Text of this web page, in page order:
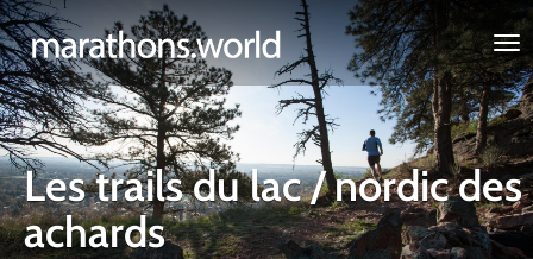
marathons.world
Les trails du lac / nordic des
achards